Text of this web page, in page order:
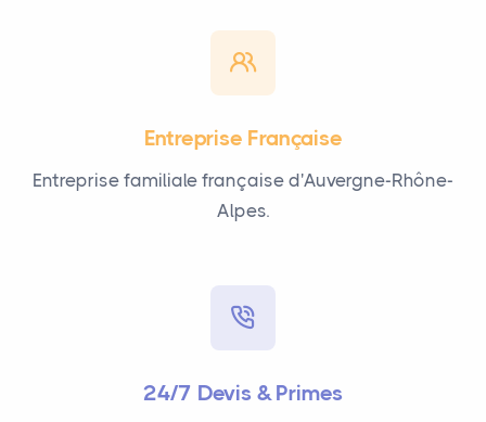
Entreprise Française
Entreprise familiale française d'Auvergne-Rhône-
Alpes.
24/7 Devis & Primes